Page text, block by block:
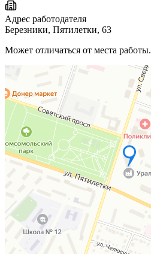
Адрес работодателя
Березники, Пятилетки, 63
Может отличаться от места работы.